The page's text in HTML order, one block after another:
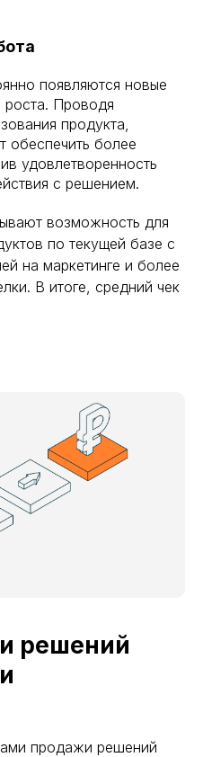
появляются новые
роста. Проводя
продукта,
обеспечить более
удовлетворенность
с решением.
возможность для
по текущей базе с
на маркетинге и более
В итоге, средний чек
решений
продажи решений